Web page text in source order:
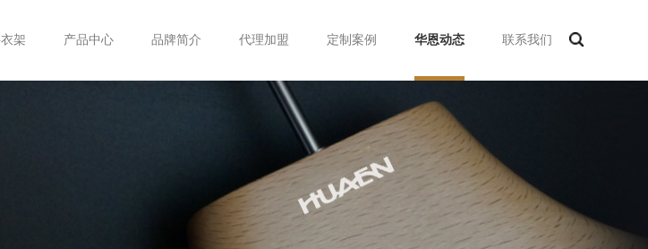
架 产品中心 品牌简介 代理加盟 定制案例 华恩动态 联系我们